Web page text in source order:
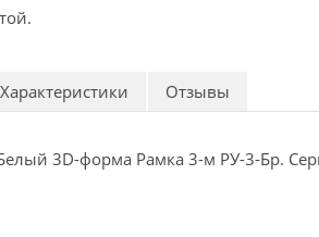
Характеристики Отзывы
Белый 3D-форма Рамка 3-м РУ-3-Бр.